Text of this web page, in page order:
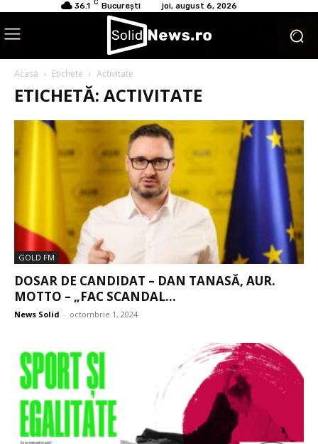
36.1 C București joi, august 6, 2026
Acasă Etichete Activitate
ETICHETĂ: ACTIVITATE
GOLD FM
DOSAR DE CANDIDAT – DAN TANASĂ, AUR.
MOTTO – „FAC SCANDAL...
News Solid - octombrie 1, 2024